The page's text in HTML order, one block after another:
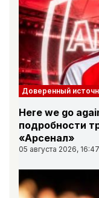
Доверенный
Here we go
подробности
«Арсенал»
05 августа 2026, 16:47